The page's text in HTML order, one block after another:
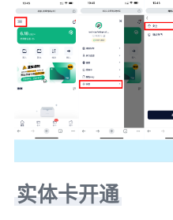
实体卡开通